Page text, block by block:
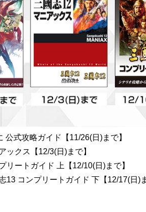
公式攻略ガイド【11/26(日)まで】
ックス【12/3(日)まで】
リートガイド 上【12/10(日)まで】
13 コンプリートガイド 下【12/17(日)